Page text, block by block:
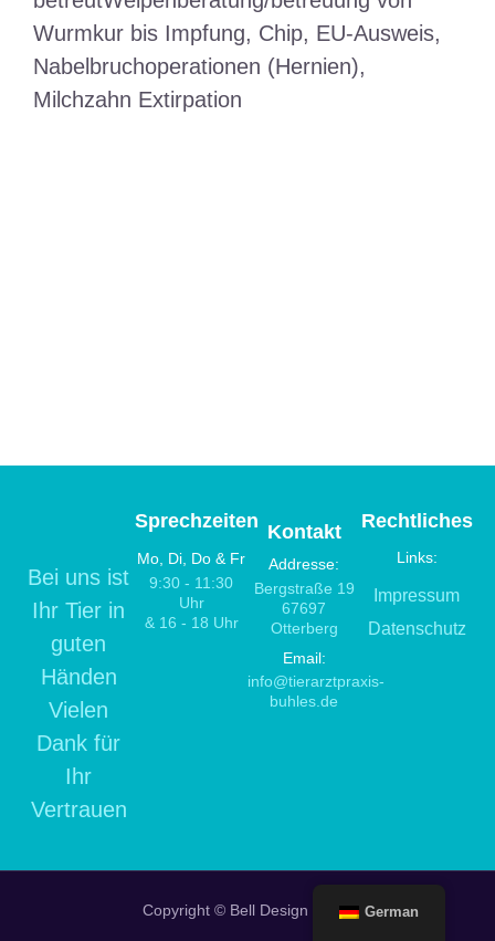
Wurmkur bis Impfung, Chip, EU-Ausweis,
Nabelbruchoperationen (Hernien),
Milchzahn Extirpation
Bei uns ist
Ihr Tier in
guten
Händen
Vielen
Dank für
Ihr
Vertrauen
Sprechzeiten
Mo, Di, Do & Fr
9:30 - 11:30
Uhr
& 16 - 18 Uhr
Kontakt
Addresse:
Bergstraße 19
67697
Otterberg
Email:
info@tierarztpraxis-
buhles.de
Rechtliches
Links:
Impressum
Datenschutz
Copyright © Bell Design 2025. German